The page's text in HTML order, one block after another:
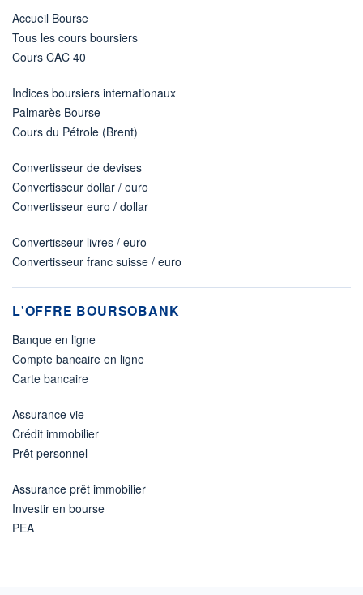
Accueil Bourse
Tous les cours boursiers
Cours CAC 40
Indices boursiers internationaux
Palmarès Bourse
Cours du Pétrole (Brent)
Convertisseur de devises
Convertisseur dollar / euro
Convertisseur euro / dollar
Convertisseur livres / euro
Convertisseur franc suisse / euro
L'OFFRE BOURSOBANK
Banque en ligne
Compte bancaire en ligne
Carte bancaire
Assurance vie
Crédit immobilier
Prêt personnel
Assurance prêt immobilier
Investir en bourse
PEA